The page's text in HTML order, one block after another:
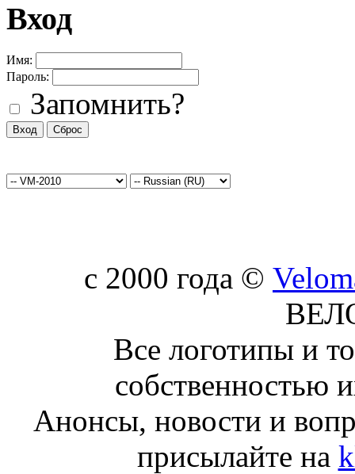
Вход
Имя:
Пароль:
Запомнить?
c 2000 года ©
Все логотипы и
собственностью
Анонсы, новости и
присылайте на